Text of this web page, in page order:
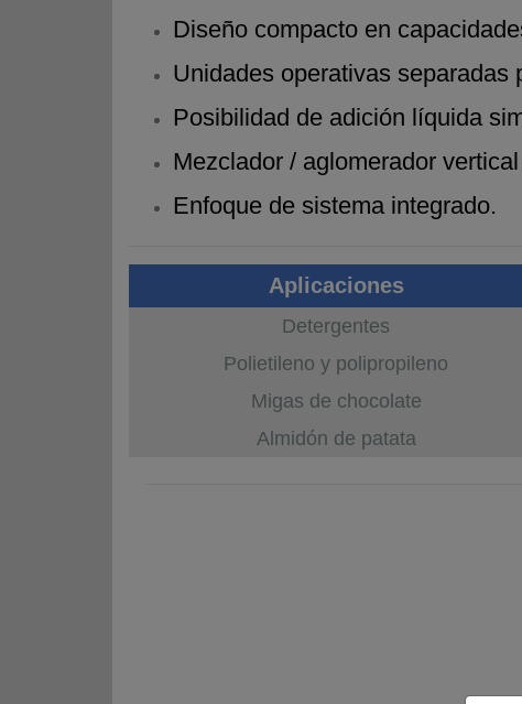
Diseño compacto en
Unidades operativas separadas
Posibilidad de adición líquida
Mezclador / aglomerador
Enfoque de sistema integrado.
Aplicaciones
Detergentes
Polietileno y polipropileno
Migas de chocolate
Almidón de patata